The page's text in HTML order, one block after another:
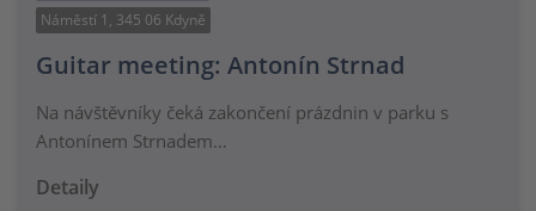
Náměstí 1, 345 06 Kdyně
Guitar meeting: Antonín Strnad
Na návštěvníky čeká zakončení prázdnin v parku s
Antonínem Strnadem…
Detaily